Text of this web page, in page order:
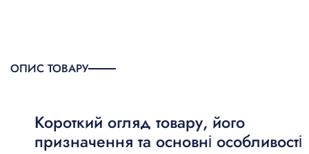
ОПИС ТОВАРУ
Короткий огляд товару, його
призначення та основні особливості